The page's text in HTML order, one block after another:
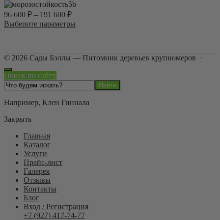
товара.
вариаций.
выбрать
товара.
5b
96 600 ₽ – 191 600 ₽
Выберите параметры
вариаций.
выбрать
странице
© 2026 Сады Бэллы — Питомник деревьев крупномеров ·
Поиск по сайту
Например, Клен Гиннала
Закрыть
Главная
Каталог
Услуги
Прайс-лист
Галерея
Отзывы
Контакты
Блог
Вход / Регистрация
+7 (927) 417-74-77